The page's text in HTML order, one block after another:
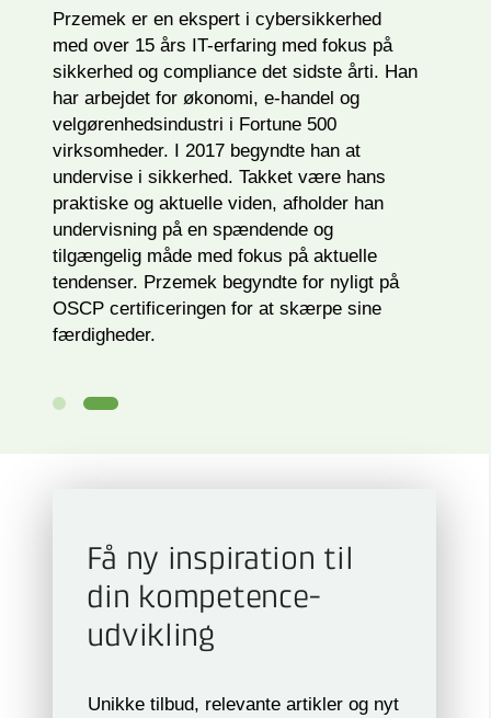
Przemek er en ekspert i cybersikkerhed
med over 15 års IT-erfaring med fokus på
sikkerhed og compliance det sidste årti. Han
har arbejdet for økonomi, e-handel og
velgørenhedsindustri i Fortune 500
virksomheder. I 2017 begyndte han at
undervise i sikkerhed. Takket være hans
praktiske og aktuelle viden, afholder han
undervisning på en spændende og
tilgængelig måde med fokus på aktuelle
tendenser. Przemek begyndte for nyligt på
OSCP certificeringen for at skærpe sine
færdigheder.
Få ny inspiration til
din kompetence­
udvikling
Unikke tilbud, relevante artikler og nyt